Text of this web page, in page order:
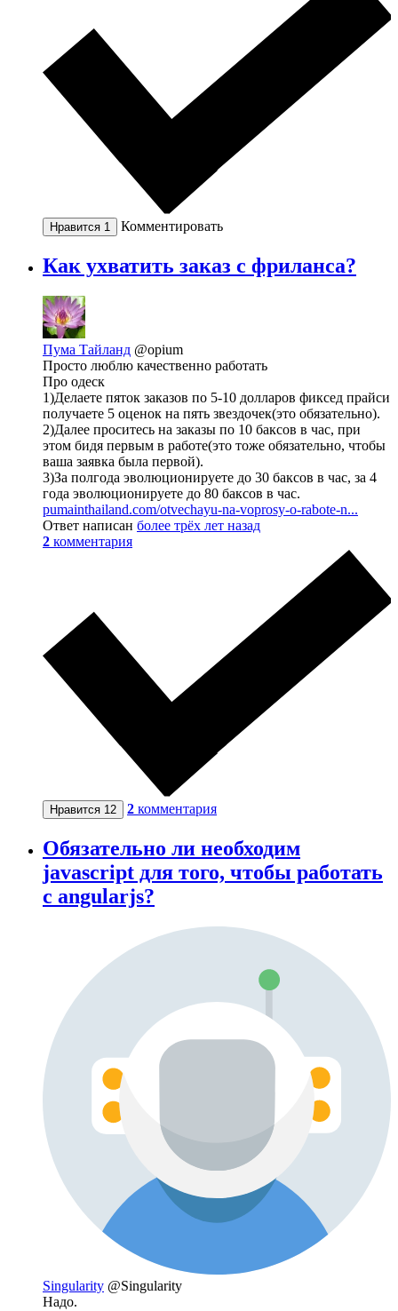
Нравится 1 Комментировать
Как ухватить заказ с фриланса?
Пума Тайланд @opium
Просто люблю качественно работать
Про одеск
1)Делаете пяток заказов по 5-10 долларов фиксед прайси
получаете 5 оценок на пять звездочек(это обязательно).
2)Далее проситесь на заказы по 10 баксов в час, при
этом бидя первым в работе(это тоже обязательно, чтобы
ваша заявка была первой).
3)За полгода эволюционируете до 30 баксов в час, за 4
года эволюционируете до 80 баксов в час.
pumainthailand.com/otvechayu-na-voprosy-o-rabote-n...
Ответ написан более трёх лет назад
2 комментария
Нравится 12 2 комментария
Обязательно ли необходим
javascript для того, чтобы работать
с angularjs?
Singularity @Singularity
Надо.